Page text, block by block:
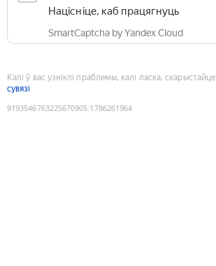
Націсніце, каб працягнуць
SmartCaptcha by Yandex Cloud
Калі ў вас узніклі праблемы, калі ласка, скарыстайце
сувязі
9193546763225670905:1786261964